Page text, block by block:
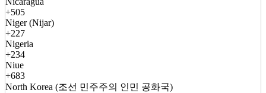
+505
Niger (Nijar)
+227
Nigeria
+234
Niue
+683
North Korea (조선 민주주의 인민 공화국)